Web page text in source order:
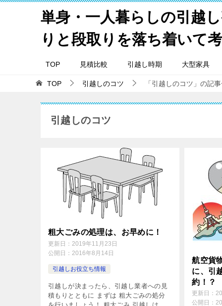
単身・一人暮らしの引越
りと段取りを落ち着いて
TOP 見積比較 引越し時期 大型家具
TOP 引越しのコツ 「引越しのコツ」の記
引越しのコツ
粗大ごみの処理は、お早めに！
更新日： 2019年11月23日
公開日： 2016年8月14日
引越しお役立ち情報
引越しが決まったら、引越し業者への見
積もりとともに まずは 粗大ごみの処分
航空貨
に、引
約！？
更新日：
公開日：